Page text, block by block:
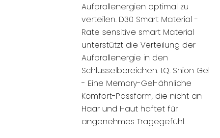
Aufprallenergien optimal zu
verteilen. D30 Smart Material -
Rate sensitive smart Material
unterstützt die Verteilung der
Aufprallenergie in den
Schlüsselbereichen. I.Q. Shion Gel
- Eine Memory-Gel-ähnliche
Komfort-Passform, die nicht an
Haar und Haut haftet für
angenehmes Tragegefühl.